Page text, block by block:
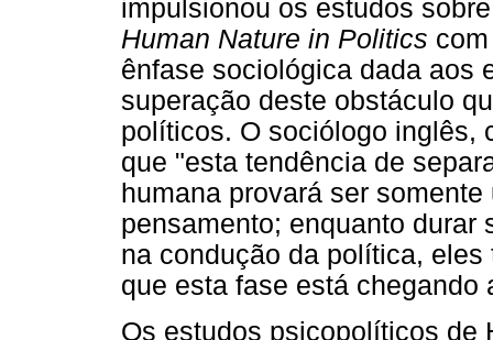
impulsionou os estudos
Human Nature in Politics
ênfase sociológica dada aos
superação deste obstáculo
políticos. O sociólogo inglês,
que "esta tendência de
humana provará ser
pensamento; enquanto durar
na condução da política,
que esta fase está chegando
Os estudos psicopolíticos de